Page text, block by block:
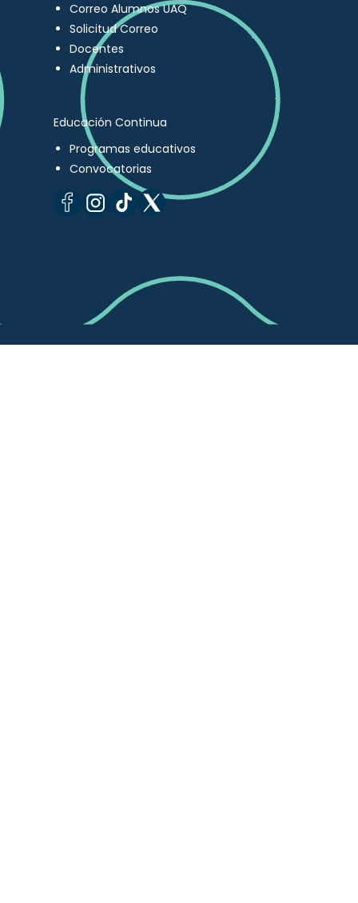
Correo Alumnos UAQ
Solicitud Correo
Docentes
Administrativos
Educación Continua
Programas educativos
Convocatorias